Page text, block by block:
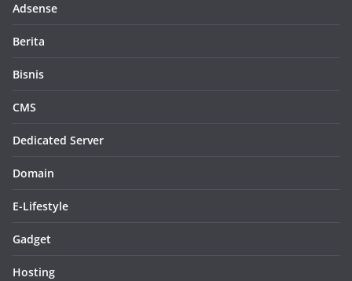
Adsense
Berita
Bisnis
CMS
Dedicated Server
Domain
E-Lifestyle
Gadget
Hosting